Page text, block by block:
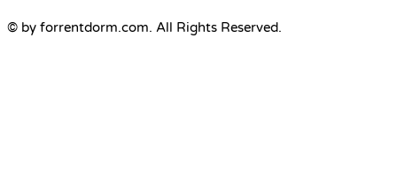
© by forrentdorm.com. All Rights Reserved.